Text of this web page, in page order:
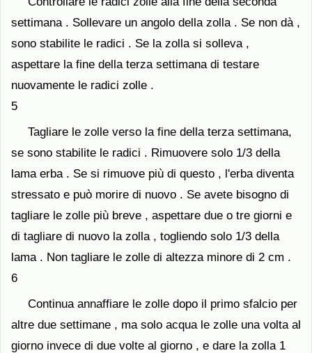
settimana . Sollevare un angolo della zolla . Se non dà ,
sono stabilite le radici . Se la zolla si solleva ,
aspettare la fine della terza settimana di testare
nuovamente le radici zolle .
5
Tagliare le zolle verso la fine della terza settimana,
se sono stabilite le radici . Rimuovere solo 1/3 della
lama erba . Se si rimuove più di questo , l'erba diventa
stressato e può morire di nuovo . Se avete bisogno di
tagliare le zolle più breve , aspettare due o tre giorni e
di tagliare di nuovo la zolla , togliendo solo 1/3 della
lama . Non tagliare le zolle di altezza minore di 2 cm .
6
Continua annaffiare le zolle dopo il primo sfalcio per
altre due settimane , ma solo acqua le zolle una volta al
giorno invece di due volte al giorno , e dare la zolla 1